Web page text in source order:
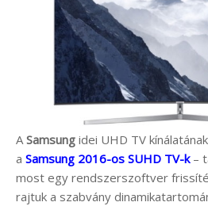
A Samsung idei UHD TV
a Samsung 2016-os SUHD TV-k–
most egy rendszerszoftver
rajtuk a szabvány